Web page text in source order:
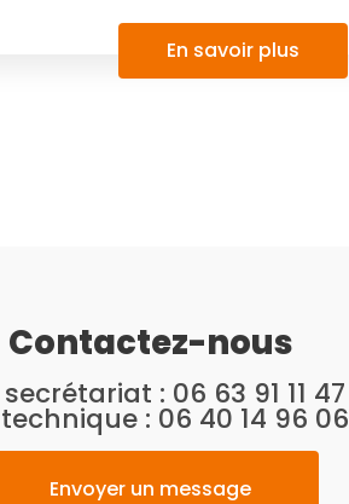
En savoir plus
Contactez-nous
secrétariat : 06 63 91 11 47
technique : 06 40 14 96 06
Envoyer un message